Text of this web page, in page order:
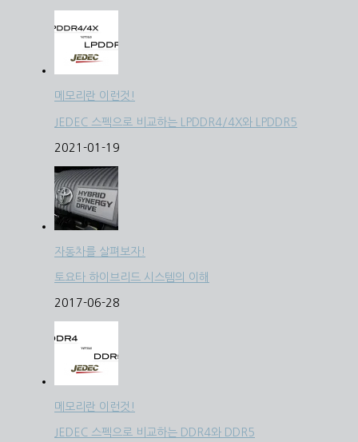
메모리란 이런것!
JEDEC 스펙으로 비교하는 LPDDR4/4X와 LPDDR5
2021-01-19
자동차를 살펴보자!
토요타 하이브리드 시스템의 이해
2017-06-28
메모리란 이런것!
JEDEC 스펙으로 비교하는 DDR4와 DDR5